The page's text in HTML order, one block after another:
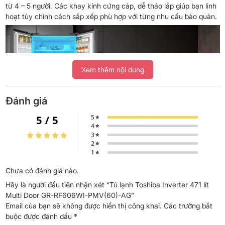
từ 4 – 5 người. Các khay kính cứng cáp, dễ tháo lắp giúp bạn linh
hoạt tùy chỉnh cách sắp xếp phù hợp với từng nhu cầu bảo quản.
*Hình ảnh chỉ mang tính chất minh họa
Ngăn đá
Ngăn đá dung tích 166 lít có thiết kế rộng rãi, sắp xếp ngăn khoa
học giúp bạn lưu trữ thịt cá, thực phẩm đông lạnh hay kem một
cách gọn gàng và dễ tìm. Khay đá di động tiện lợi, có thể tháo rời
hoặc di chuyển linh hoạt để tối ưu không gian bảo quản.
Xem thêm nội dung
Đánh giá
Chưa có đánh giá nào.
Hãy là người đầu tiên nhận xét “Tủ lạnh Toshiba Inverter 471 lít
Multi Door GR-RF606WI-PMV(60)-AG”
Email của bạn sẽ không được hiển thị công khai. Các trường bắt
buộc được đánh dấu *